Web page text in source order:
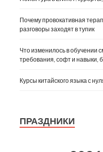
Почему провокативная
разговоры заходят в тупик
Что изменилось в обучении
требования, софт и навыки,
Курсы китайского языка с
ПРАЗДНИКИ